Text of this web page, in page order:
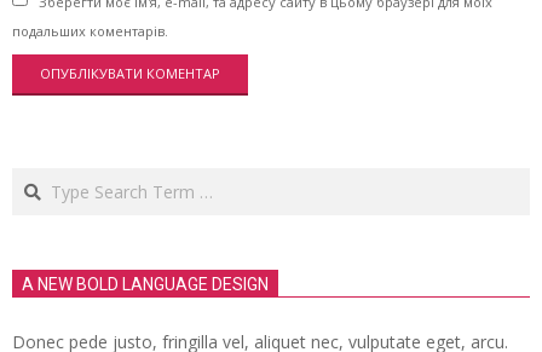
подальших коментарів.
Search
A NEW BOLD LANGUAGE DESIGN
Donec pede justo, fringilla vel, aliquet nec, vulputate eget, arcu.